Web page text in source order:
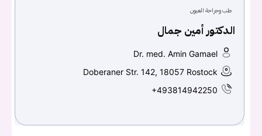
طب وجراحة العيون
الدكتور أمين جمال
Dr. med. Amin Gamael
Doberaner Str. 142, 18057 Rostock
+493814942250